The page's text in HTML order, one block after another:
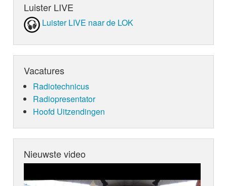
Luister LIVE
Luister LIVE naar de LOK
Vacatures
Radiotechnicus
Radiopresentator
Hoofd Uitzendingen
Nieuwste video